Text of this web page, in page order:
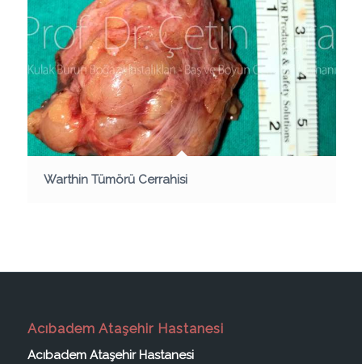
Warthin Tümörü Cerrahisi
Acıbadem Ataşehir Hastanesi
Acıbadem Ataşehir Hastanesi